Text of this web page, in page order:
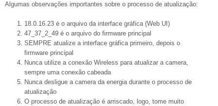
Algumas observações importantes sobre o processo de atualização:
18.0.16.23 é o arquivo da interface gráfica (Web UI)
47_37_2_49 é o arquivo do firmware principal
SEMPRE atualize a interface gráfica primeiro, depois o
firmware principal
Nunca utilize a conexão Wireless para atualizar a camera,
sempre uma conexão cabeada
Nunca desligue a camera da energia durante o processo de
atualização
O processo de atualização é arriscado, logo, tome muito